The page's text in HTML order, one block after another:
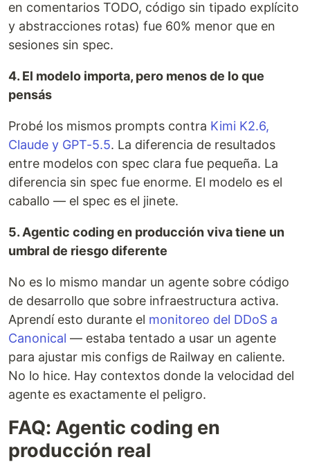
en comentarios TODO, código sin tipado explícito
y abstracciones rotas) fue 60% menor que en
sesiones sin spec.
4. El modelo importa, pero menos de lo que
pensás
Probé los mismos prompts contra Kimi K2.6,
Claude y GPT-5.5. La diferencia de resultados
entre modelos con spec clara fue pequeña. La
diferencia sin spec fue enorme. El modelo es el
caballo — el spec es el jinete.
5. Agentic coding en producción viva tiene un
umbral de riesgo diferente
No es lo mismo mandar un agente sobre código
de desarrollo que sobre infraestructura activa.
Aprendí esto durante el monitoreo del DDoS a
Canonical — estaba tentado a usar un agente
para ajustar mis configs de Railway en caliente.
No lo hice. Hay contextos donde la velocidad del
agente es exactamente el peligro.
FAQ: Agentic coding en
producción real